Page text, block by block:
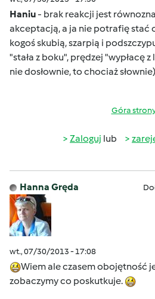
Haniu- brak reakcji jest
akceptacją, a ja nie potrafię stać
kogoś skubią, szarpią i
"stała z boku", prędzej "wypłacę z
nie dosłownie, to chociaż słownie
Góra
Zaloguj lub
Hanna Gręda
wt., 07/30/2013 - 17:08
Wiem ale czasem obojętność
zobaczymy co poskutkuje.